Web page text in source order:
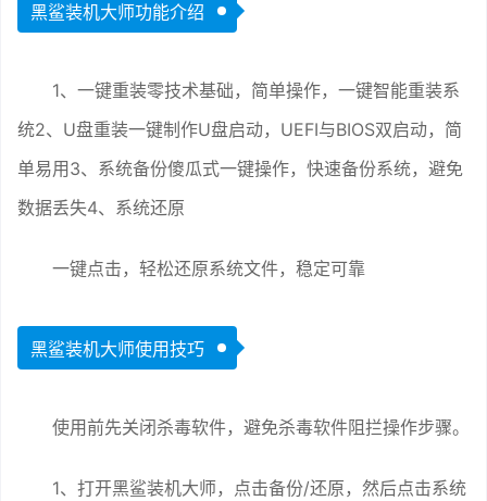
黑鲨装机大师功能介绍
1、一键重装零技术基础，简单操作，一键智能重装系
统2、U盘重装一键制作U盘启动，UEFI与BIOS双启动，简
单易用3、系统备份傻瓜式一键操作，快速备份系统，避免
数据丢失4、系统还原
一键点击，轻松还原系统文件，稳定可靠
黑鲨装机大师使用技巧
使用前先关闭杀毒软件，避免杀毒软件阻拦操作步骤。
1、打开黑鲨装机大师，点击备份/还原，然后点击系统